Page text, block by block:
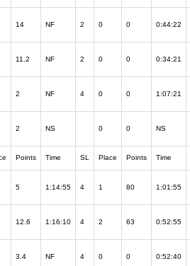
14 NF 2 0 0 0:44:22
11.2 NF 2 0 0 0:34:21
2 NF 4 0 0 1:07:21
2 NS 0 0 NS
Points Time SL Place Points Time
5 1:14:55 4 1 80 1:01:55
12.6 1:16:10 4 2 63 0:52:55
3.4 NF 4 0 0 0:52:40